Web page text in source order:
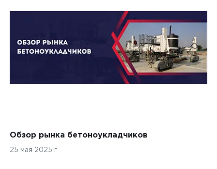
Обзор рынка бетоноукладчиков
25 мая 2025 г